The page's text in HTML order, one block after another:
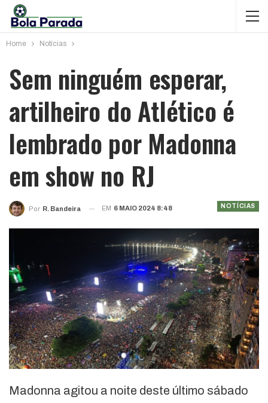
Home Notícias
Sem ninguém esperar,
artilheiro do Atlético é
lembrado por Madonna
em show no RJ
NOTÍCIAS
Por R. Bandeira EM 6 MAIO 2024 8:48
Madonna agitou a noite deste último sábado